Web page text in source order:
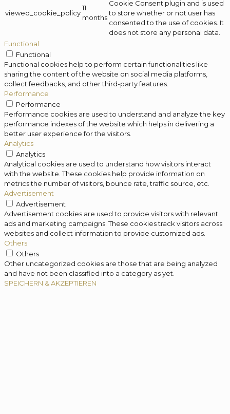
viewed_cookie_policy
11
months
Cookie Consent plugin and is used
to store whether or not user has
consented to the use of cookies. It
does not store any personal data.
Functional
Functional
Functional cookies help to perform certain functionalities like
sharing the content of the website on social media platforms,
collect feedbacks, and other third-party features.
Performance
Performance
Performance cookies are used to understand and analyze the key
performance indexes of the website which helps in delivering a
better user experience for the visitors.
Analytics
Analytics
Analytical cookies are used to understand how visitors interact
with the website. These cookies help provide information on
metrics the number of visitors, bounce rate, traffic source, etc.
Advertisement
Advertisement
Advertisement cookies are used to provide visitors with relevant
ads and marketing campaigns. These cookies track visitors across
websites and collect information to provide customized ads.
Others
Others
Other uncategorized cookies are those that are being analyzed
and have not been classified into a category as yet.
SPEICHERN & AKZEPTIEREN